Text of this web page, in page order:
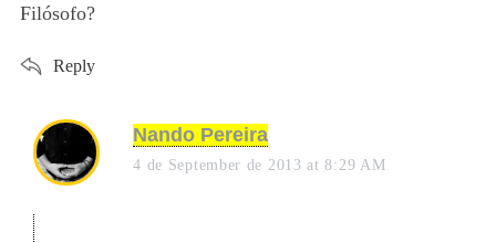
Filósofo?
Reply
s
a
Nando Pereira
4 de September de 2013 at 8:29 AM